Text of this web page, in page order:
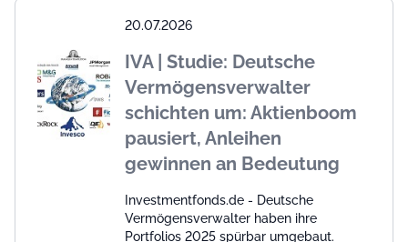
20.07.2026
IVA | Studie: Deutsche
Vermögensverwalter
schichten um: Aktienboom
pausiert, Anleihen
gewinnen an Bedeutung
Investmentfonds.de - Deutsche
Vermögensverwalter haben ihre
Portfolios 2025 spürbar umgebaut.